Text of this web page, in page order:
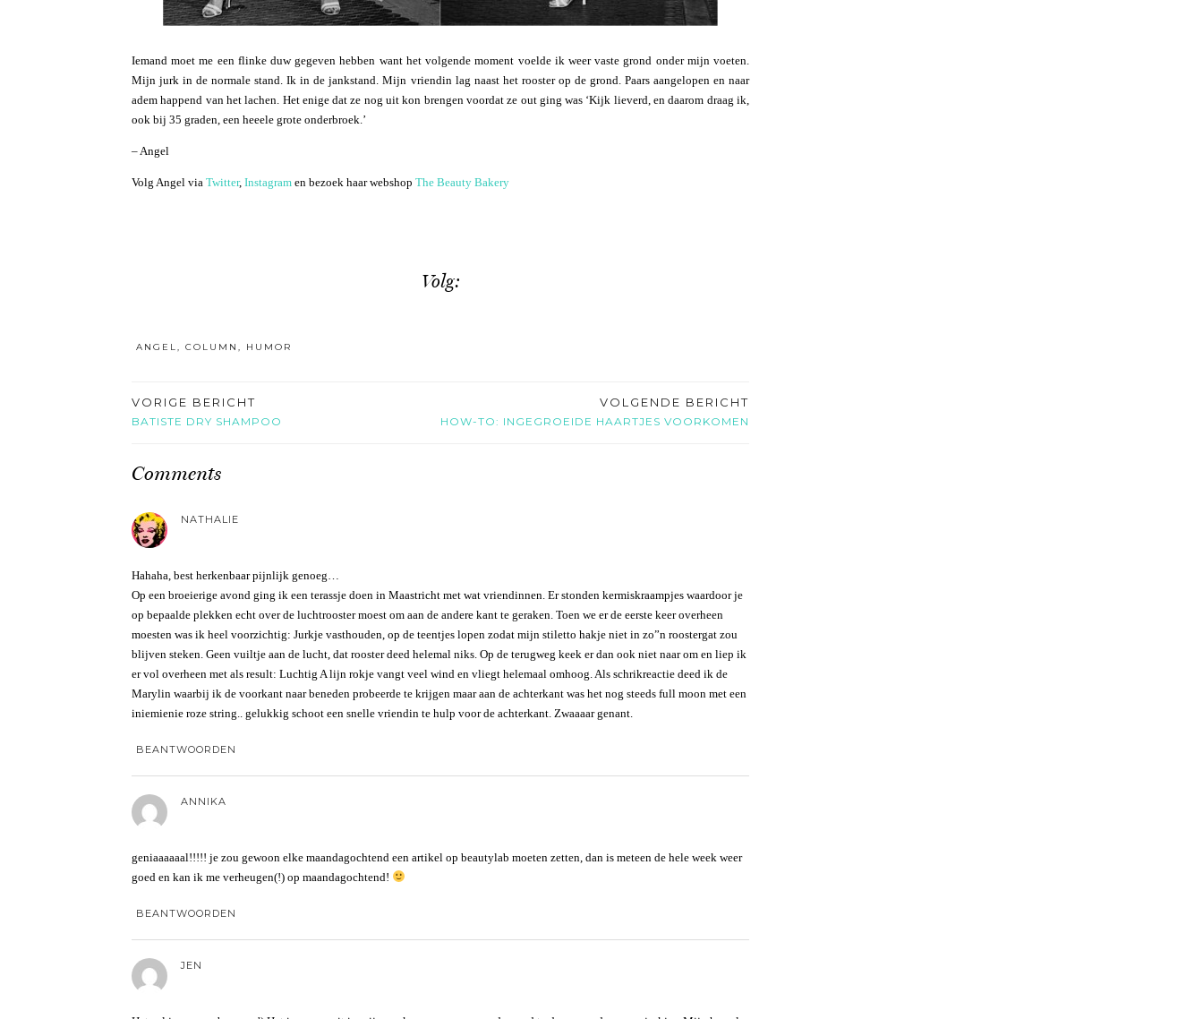
Iemand moet me een flinke duw gegeven hebben want het volgende moment voelde ik weer vaste grond onder mijn voeten.
Mijn jurk in de normale stand. Ik in de jankstand. Mijn vriendin lag naast het rooster op de grond. Paars aangelopen en naar
adem happend van het lachen. Het enige dat ze nog uit kon brengen voordat ze out ging was ‘Kijk lieverd, en daarom draag ik,
ook bij 35 graden, een heeele grote onderbroek.’
– Angel
Volg Angel via Twitter, Instagram en bezoek haar webshop The Beauty Bakery
Volg:
ANGEL COLUMN HUMOR
VORIGE BERICHT
BATISTE DRY SHAMPOO
VOLGENDE BERICHT
HOW-TO: INGEGROEIDE HAARTJES VOORKOMEN
Comments
NATHALIE
Hahaha, best herkenbaar pijnlijk genoeg…
Op een broeierige avond ging ik een terassje doen in Maastricht met wat vriendinnen. Er stonden kermiskraampjes waardoor je
op bepaalde plekken echt over de luchtrooster moest om aan de andere kant te geraken. Toen we er de eerste keer overheen
moesten was ik heel voorzichtig: Jurkje vasthouden, op de teentjes lopen zodat mijn stiletto hakje niet in zo”n roostergat zou
blijven steken. Geen vuiltje aan de lucht, dat rooster deed helemal niks. Op de terugweg keek er dan ook niet naar om en liep ik
er vol overheen met als result: Luchtig A lijn rokje vangt veel wind en vliegt helemaal omhoog. Als schrikreactie deed ik de
Marylin waarbij ik de voorkant naar beneden probeerde te krijgen maar aan de achterkant was het nog steeds full moon met een
iniemienie roze string.. gelukkig schoot een snelle vriendin te hulp voor de achterkant. Zwaaaar genant.
BEANTWOORDEN
ANNIKA
geniaaaaaal!!!!! je zou gewoon elke maandagochtend een artikel op beautylab moeten zetten, dan is meteen de hele week weer
goed en kan ik me verheugen(!) op maandagochtend!
BEANTWOORDEN
JEN